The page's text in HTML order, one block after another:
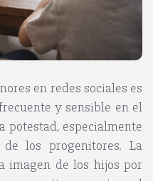
en redes sociales es
y sensible en el
potestad, especialmente
los progenitores. La
imagen de los hijos por